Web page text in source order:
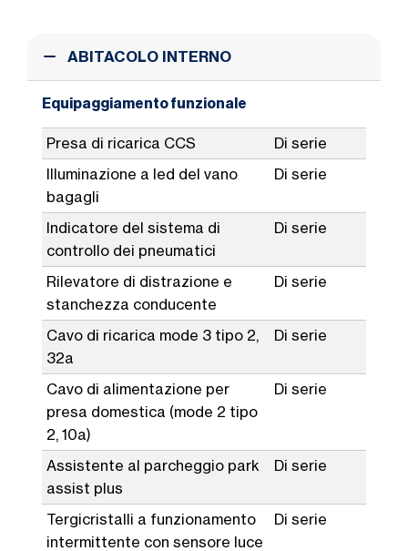
ABITACOLO INTERNO
Equipaggiamento funzionale
Presa di ricarica CCS
Di serie
Illuminazione a led del vano
bagagli
Di serie
Indicatore del sistema di
controllo dei pneumatici
Di serie
Rilevatore di distrazione e
stanchezza conducente
Di serie
Cavo di ricarica mode 3 tipo 2,
32a
Di serie
Cavo di alimentazione per
presa domestica (mode 2 tipo
2, 10a)
Di serie
Assistente al parcheggio park
assist plus
Di serie
Tergicristalli a funzionamento
intermittente con sensore luce
Di serie